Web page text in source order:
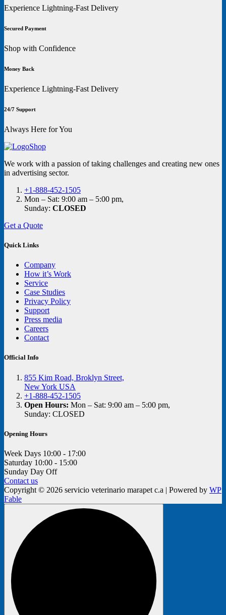
Experience Lightning-Fast Delivery
Secured Payment
Shop with Confidence
Money Back
Experience Lightning-Fast Delivery
24/7 Support
Always Here for You
We work with a passion of taking challenges and creating new ones
in advertising sector.
+1-888-452-1505
Mon – Sat: 9:00 am – 5:00 pm,
Sunday: CLOSED
Get a Quote
Quick Links
Company
How it’s Work
Service
Case Studies
Privacy Policy
Support
Press media
Careers
Contact
Official Info
855 Kim Road, Broklyn Street,
New York USA
+1-888-452-1505
Open Hours: Mon – Sat: 9:00 am – 5:00 pm,
Sunday: CLOSED
Opening Hours
Week Days 10:00 - 17:00
Saturday 10:00 - 15:00
Sunday Day Off
Contact us
Copyright © 2026 servicio veterinario marapet c.a | Powered by WP
Fable